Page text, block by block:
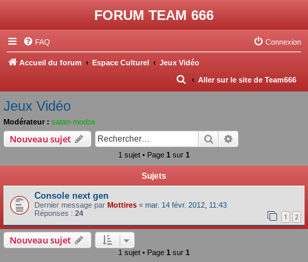
FORUM TEAM 666
FAQ Connexion
Accueil du forum Espace Culturel Jeux Vidéo
Aller sur le site de Team666
R
e
r
Jeux Vidéo
Modérateur : satan-modos
Nouveau sujet Rechercher
1 sujet • Page 1 sur 1
Sujets
Console next gen
Dernier message par Mottires « mar. 14 févr. 2012, 11:43
Réponses : 24 1 2
Nouveau sujet
1 sujet • Page 1 sur 1